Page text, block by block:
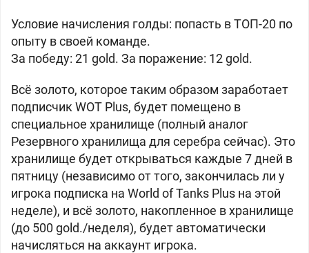
Условие начисления голды: попасть в ТОП-20 по
опыту в своей команде.
За победу: 21 gold. За поражение: 12 gold.
Всё золото, которое таким образом заработает
подписчик WOT Plus, будет помещено в
специальное хранилище (полный аналог
Резервного хранилища для серебра сейчас). Это
хранилище будет открываться каждые 7 дней в
пятницу (независимо от того, закончилась ли у
игрока подписка на World of Tanks Plus на этой
неделе), и всё золото, накопленное в хранилище
(до 500 gold./неделя), будет автоматически
начисляться на аккаунт игрока.